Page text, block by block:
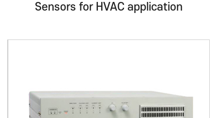
Sensors for HVAC application